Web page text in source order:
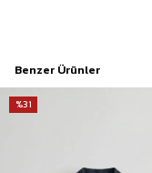
Benzer Ürünler
%31